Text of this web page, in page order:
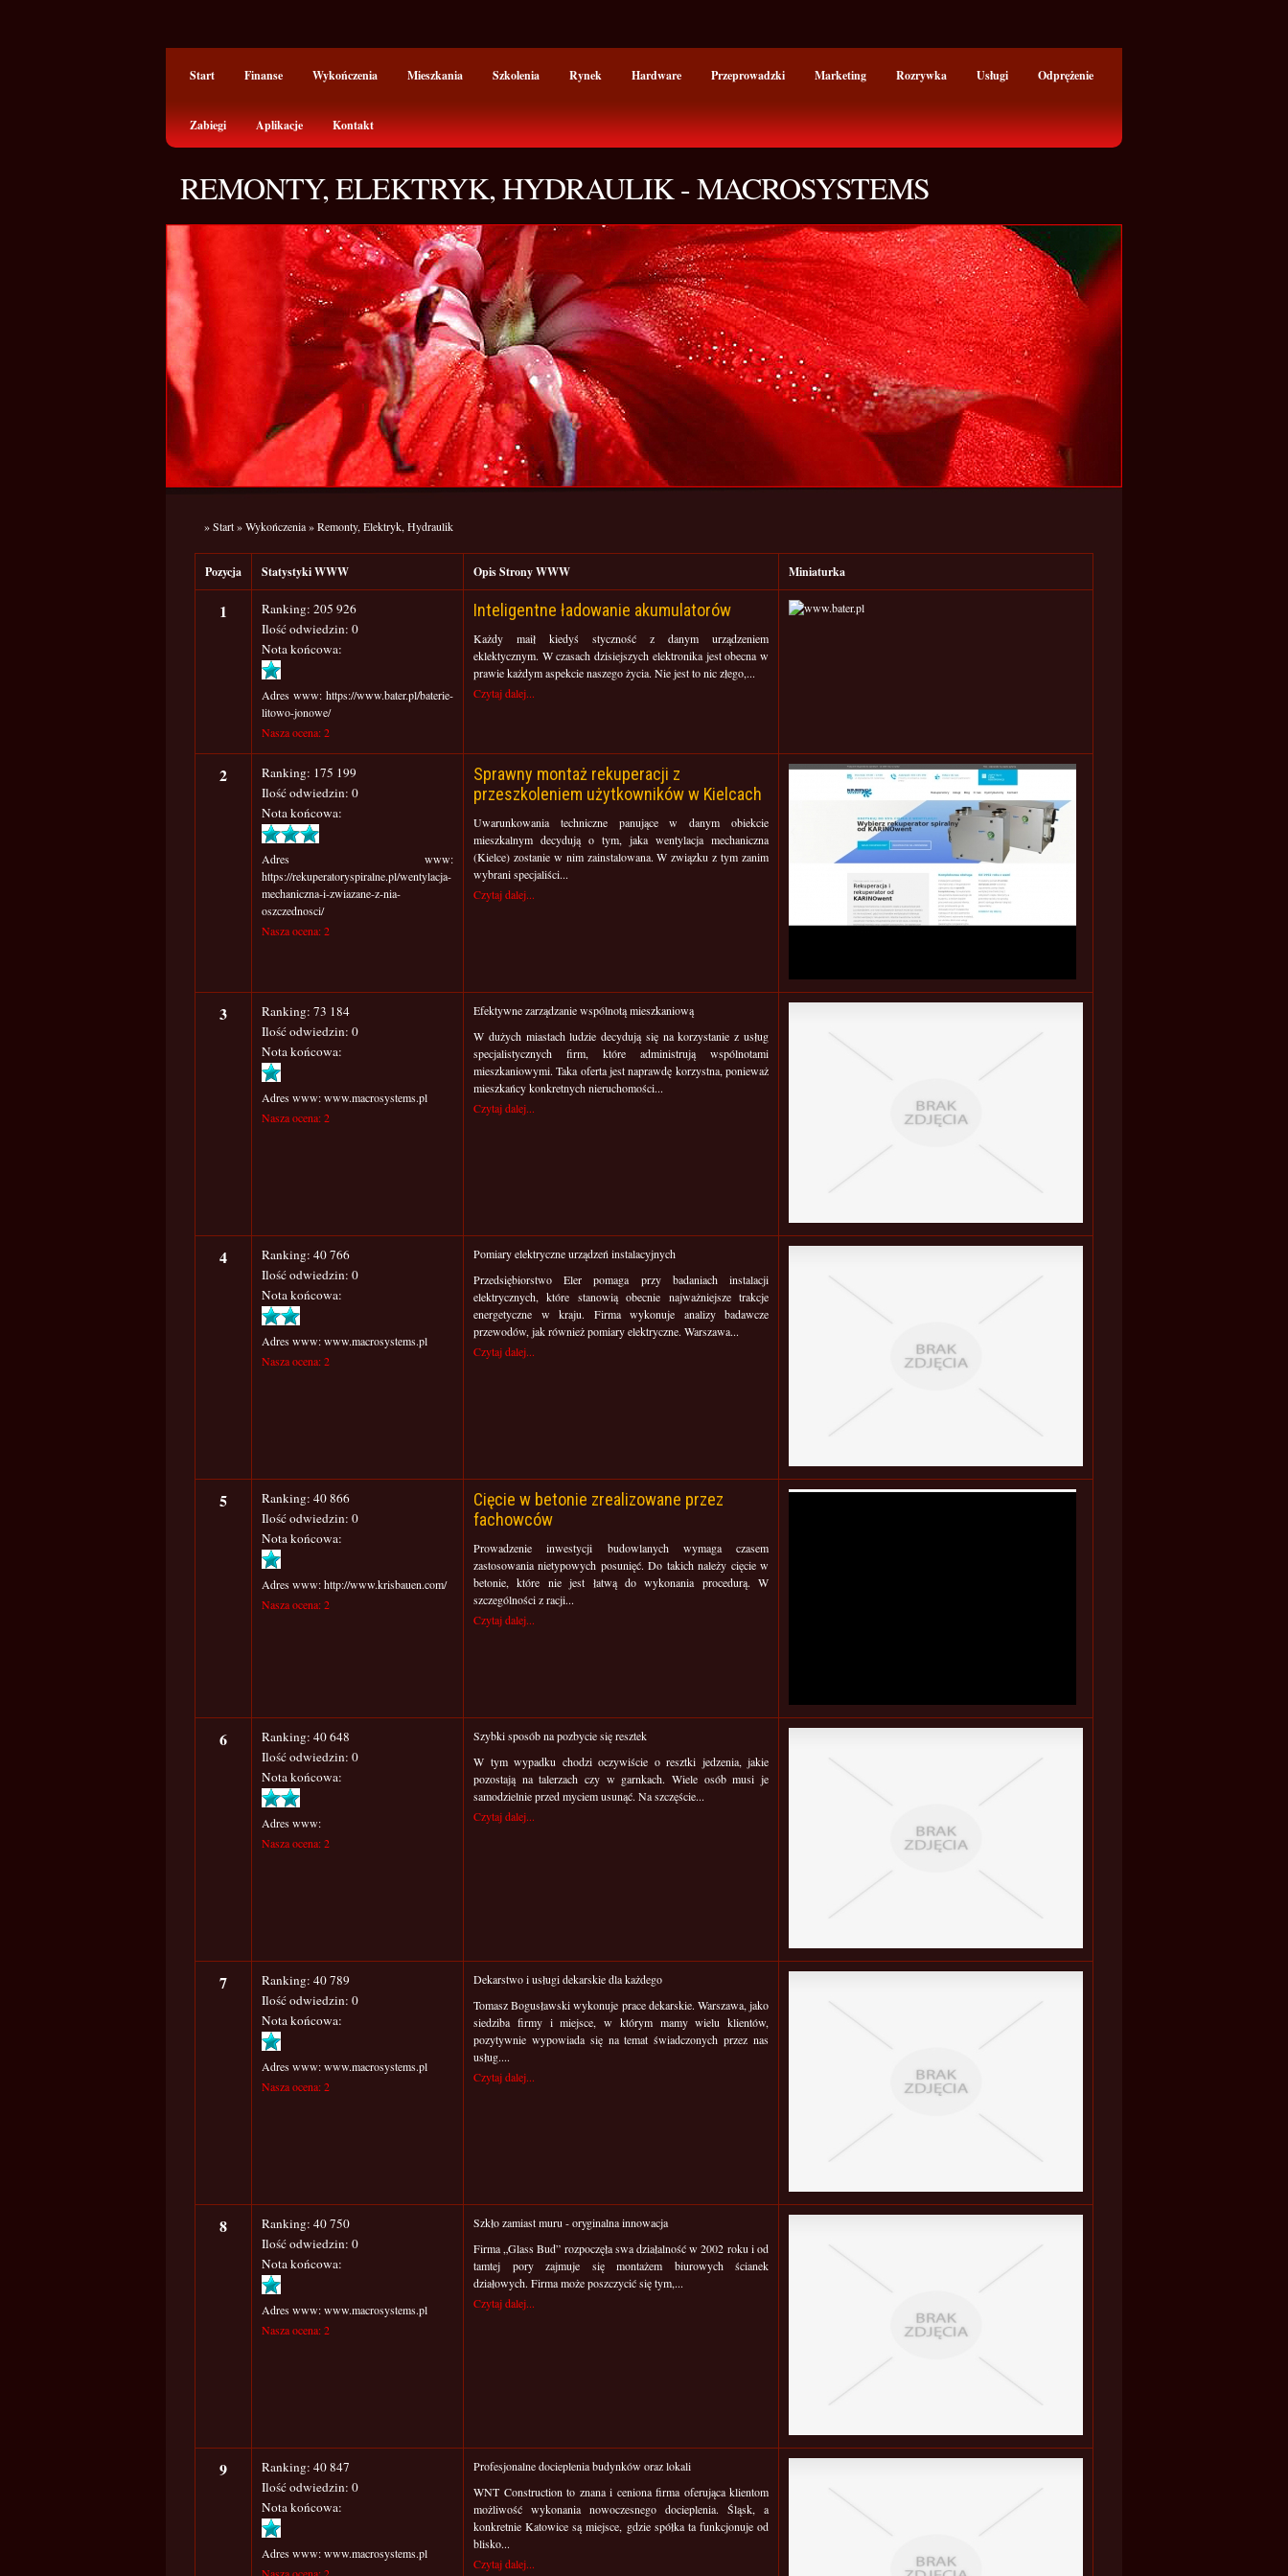
Start Finanse Wykończenia Mieszkania Szkolenia Rynek Hardware Przeprowadzki Marketing Rozrywka Usługi Odprężenie
Zabiegi Aplikacje Kontakt
REMONTY, ELEKTRYK, HYDRAULIK - MACROSYSTEMS
»Start»Wykończenia»Remonty, Elektryk, Hydraulik
Pozycja Statystyki WWW Opis Strony WWW Miniaturka
1
Ranking: 205 926
Ilość odwiedzin: 0
Nota końcowa:
Adres www: https://www.bater.pl/baterie-
litowo-jonowe/
Nasza ocena: 2
Inteligentne ładowanie akumulatorów
Każdy maił kiedyś styczność z danym urządzeniem
eklektycznym. W czasach dzisiejszych elektronika jest obecna w
prawie każdym aspekcie naszego życia. Nie jest to nic złego,...
Czytaj dalej...
2
Ranking: 175 199
Ilość odwiedzin: 0
Nota końcowa:
Adres www:
https://rekuperatoryspiralne.pl/wentylacja-
mechaniczna-i-zwiazane-z-nia-
oszczednosci/
Nasza ocena: 2
Sprawny montaż rekuperacji z
przeszkoleniem użytkowników w Kielcach
Uwarunkowania techniczne panujące w danym obiekcie
mieszkalnym decydują o tym, jaka wentylacja mechaniczna
(Kielce) zostanie w nim zainstalowana. W związku z tym zanim
wybrani specjaliści...
Czytaj dalej...
3
Ranking: 73 184
Ilość odwiedzin: 0
Nota końcowa:
Adres www: www.macrosystems.pl
Nasza ocena: 2
Efektywne zarządzanie wspólnotą mieszkaniową
W dużych miastach ludzie decydują się na korzystanie z usług
specjalistycznych firm, które administrują wspólnotami
mieszkaniowymi. Taka oferta jest naprawdę korzystna, ponieważ
mieszkańcy konkretnych nieruchomości...
Czytaj dalej...
4
Ranking: 40 766
Ilość odwiedzin: 0
Nota końcowa:
Adres www: www.macrosystems.pl
Nasza ocena: 2
Pomiary elektryczne urządzeń instalacyjnych
Przedsiębiorstwo Eler pomaga przy badaniach instalacji
elektrycznych, które stanowią obecnie najważniejsze trakcje
energetyczne w kraju. Firma wykonuje analizy badawcze
przewodów, jak również pomiary elektryczne. Warszawa...
Czytaj dalej...
5
Ranking: 40 866
Ilość odwiedzin: 0
Nota końcowa:
Adres www: http://www.krisbauen.com/
Nasza ocena: 2
Cięcie w betonie zrealizowane przez
fachowców
Prowadzenie inwestycji budowlanych wymaga czasem
zastosowania nietypowych posunięć. Do takich należy cięcie w
betonie, które nie jest łatwą do wykonania procedurą. W
szczególności z racji...
Czytaj dalej...
6
Ranking: 40 648
Ilość odwiedzin: 0
Nota końcowa:
Adres www:
Nasza ocena: 2
Szybki sposób na pozbycie się resztek
W tym wypadku chodzi oczywiście o resztki jedzenia, jakie
pozostają na talerzach czy w garnkach. Wiele osób musi je
samodzielnie przed myciem usunąć. Na szczęście...
Czytaj dalej...
7
Ranking: 40 789
Ilość odwiedzin: 0
Nota końcowa:
Adres www: www.macrosystems.pl
Nasza ocena: 2
Dekarstwo i usługi dekarskie dla każdego
Tomasz Bogusławski wykonuje prace dekarskie. Warszawa, jako
siedziba firmy i miejsce, w którym mamy wielu klientów,
pozytywnie wypowiada się na temat świadczonych przez nas
usług....
Czytaj dalej...
8
Ranking: 40 750
Ilość odwiedzin: 0
Nota końcowa:
Adres www: www.macrosystems.pl
Nasza ocena: 2
Szkło zamiast muru - oryginalna innowacja
Firma „Glass Bud” rozpoczęła swa działalność w 2002 roku i od
tamtej pory zajmuje się montażem biurowych ścianek
działowych. Firma może poszczycić się tym,...
Czytaj dalej...
9
Ranking: 40 847
Ilość odwiedzin: 0
Nota końcowa:
Adres www: www.macrosystems.pl
Profesjonalne docieplenia budynków oraz lokali
WNT Construction to znana i ceniona firma oferująca klientom
możliwość wykonania nowoczesnego docieplenia. Śląsk, a
konkretnie Katowice są miejsce, gdzie spółka ta funkcjonuje od
blisko...
Czytaj dalej...